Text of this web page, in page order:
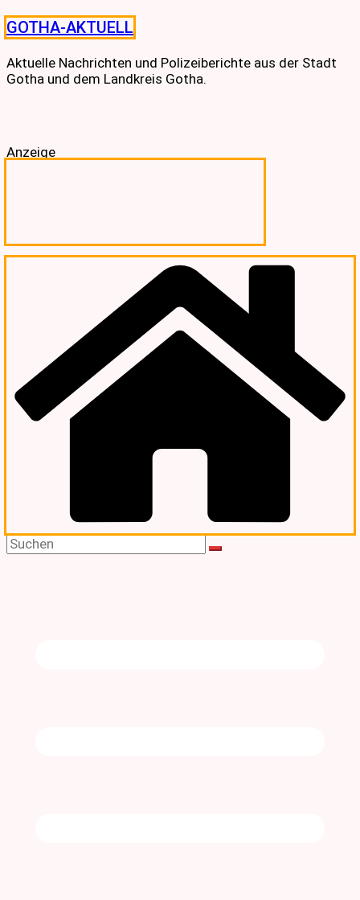
Skip
to
content
GOTHA-AKTUELL
Aktuelle Nachrichten und Polizeiberichte aus der Stadt
Gotha und dem Landkreis Gotha.
Anzeige